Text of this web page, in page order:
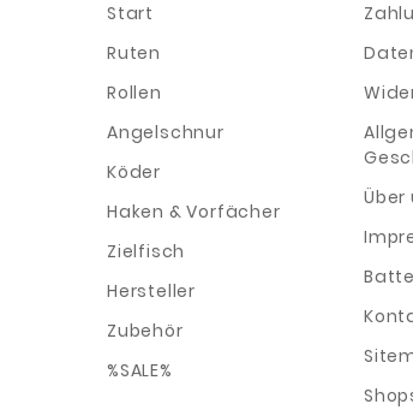
Start
Ruten
Rollen
Angelschnur
Köder
Haken & Vorfächer
Zielfisch
Hersteller
Zubehör
%SALE%
Über